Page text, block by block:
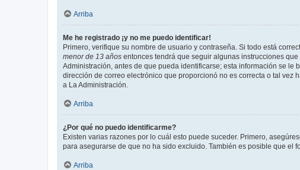
Arriba
Me he registrado ¡y no me puedo identificar!
Primero, verifique su nombre de usuario y contraseña. Si todo está
menor de 13 años entonces tendrá que seguir algunas instrucciones
Administración, antes de que pueda identificarse; esta información se
dirección de correo electrónico que proporcionó no es correcta o tal vez
a La Administración.
Arriba
¿Por qué no puedo identificarme?
Existen varias razones por lo cuál esto puede suceder. Primero,
para asegurarse de que no ha sido excluido. También es posible que el
Arriba